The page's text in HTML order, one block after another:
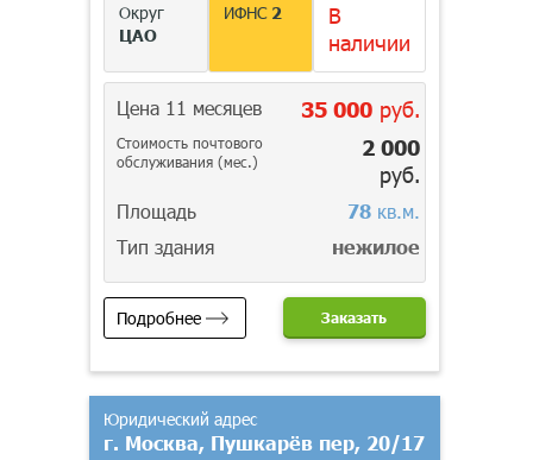
Округ
ЦАО
ИФНС 2
В
наличии
Цена 11 месяцев 35 000руб.
Стоимость почтового
обслуживания (мес.)
2 000
руб.
Площадь 78кв.м.
Тип здания
нежилое
Подробнее Заказать
Юридический адрес
г. Москва, Пушкарёв пер, 20/17